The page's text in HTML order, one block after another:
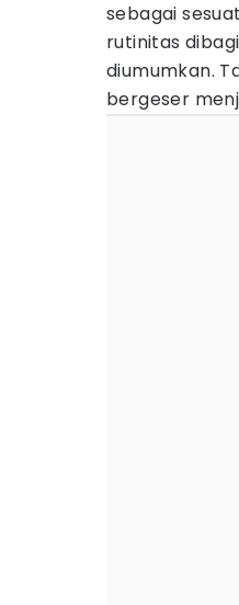
sebagai
rutinitas
diumumkan.
bergeser